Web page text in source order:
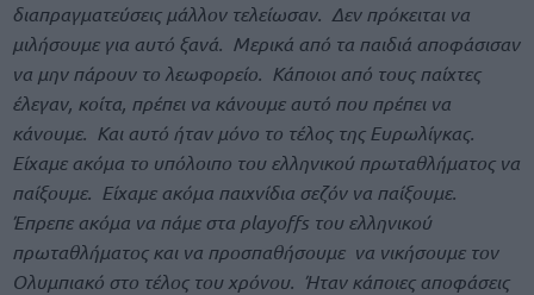
διαπραγματεύσεις μάλλον τελείωσαν. Δεν πρόκειται να
μιλήσουμε για αυτό ξανά. Μερικά από τα παιδιά αποφάσισαν
να μην πάρουν το λεωφορείο. Κάποιοι από τους παίχτες
έλεγαν, κοίτα, πρέπει να κάνουμε αυτό που πρέπει να
κάνουμε. Και αυτό ήταν μόνο το τέλος της Ευρωλίγκας.
Είχαμε ακόμα το υπόλοιπο του ελληνικού πρωταθλήματος να
παίξουμε. Είχαμε ακόμα παιχνίδια σεζόν να παίξουμε.
Έπρεπε ακόμα να πάμε στα playoffs του ελληνικού
πρωταθλήματος και να προσπαθήσουμε να νικήσουμε τον
Ολυμπιακό στο τέλος του χρόνου. Ήταν κάποιες αποφάσεις